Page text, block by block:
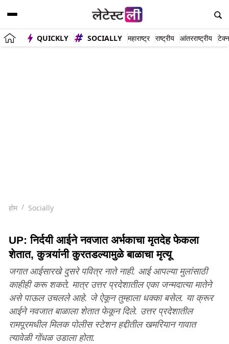
QUICKLY SOCIALLY महाराष्ट्र राष्ट्रीय आंतरराष्ट्रीय
होम Socially
UP: निर्दयी आईने नवजात अर्भकाचा मृतदेह फेकला
शेतात, कुत्र्यांनी कुरतडल्यामुळे बाळाचा मृत्यू
जगात आईसारखे दुसरे पवित्र नाते नाही. आई आपल्या मुलांसाठी
काहीही करू शकते. मात्र उत्तर प्रदेशातील एका जन्मदात्या मातेने
असे पाऊल उचलले आहे. जे ऐकून तुम्हाला धक्का बसेल. या क्रूर
आईने नवजात बाळाला शेतात फेकून दिले. उत्तर प्रदेशातील
रामपूरमधील मिलक पोलीस स्टेशन हद्दीतील खमरियान गावात
त्यावेळी गोंधळ उडाला होता.